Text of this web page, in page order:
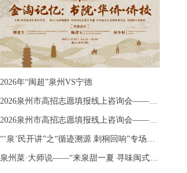
2026年“闽超”泉州VS宁德